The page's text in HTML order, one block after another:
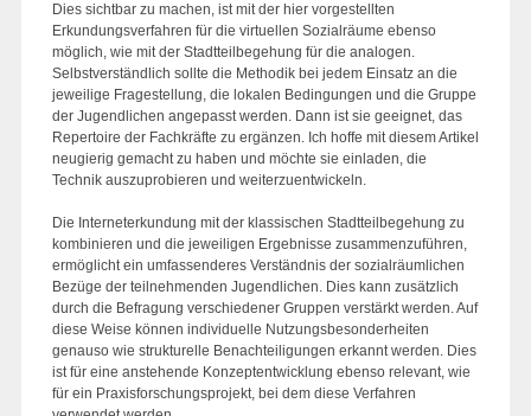
Dies sichtbar zu machen, ist mit der hier vorgestellten
Erkundungsverfahren für die virtuellen Sozialräume ebenso
möglich, wie mit der Stadtteilbegehung für die analogen.
Selbstverständlich sollte die Methodik bei jedem Einsatz an die
jeweilige Fragestellung, die lokalen Bedingungen und die Gruppe
der Jugendlichen angepasst werden. Dann ist sie geeignet, das
Repertoire der Fachkräfte zu ergänzen. Ich hoffe mit diesem Artikel
neugierig gemacht zu haben und möchte sie einladen, die
Technik auszuprobieren und weiterzuentwickeln.
Die Interneterkundung mit der klassischen Stadtteilbegehung zu
kombinieren und die jeweiligen Ergebnisse zusammenzuführen,
ermöglicht ein umfassenderes Verständnis der sozialräumlichen
Bezüge der teilnehmenden Jugendlichen. Dies kann zusätzlich
durch die Befragung verschiedener Gruppen verstärkt werden. Auf
diese Weise können individuelle Nutzungsbesonderheiten
genauso wie strukturelle Benachteiligungen erkannt werden. Dies
ist für eine anstehende Konzeptentwicklung ebenso relevant, wie
für ein Praxisforschungsprojekt, bei dem diese Verfahren